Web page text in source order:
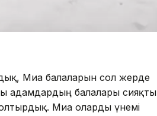
Миа балаларын сол жерде
адамдардың балалары сияқты
Миа оларды үнемі